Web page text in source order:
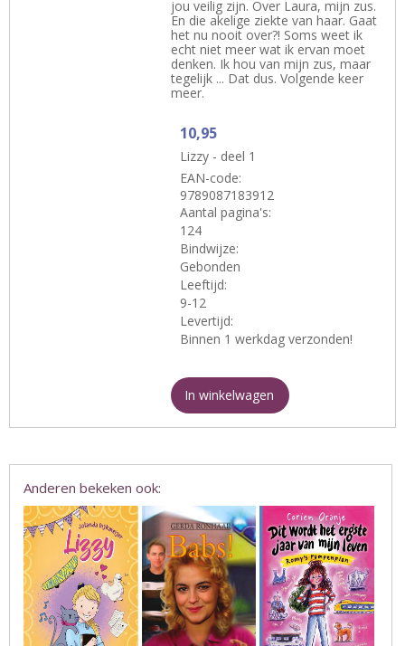
jou veilig zijn. Over Laura, mijn zus.
En die akelige ziekte van haar. Gaat
het nu nooit over?! Soms weet ik
echt niet meer wat ik ervan moet
denken. Ik hou van mijn zus, maar
tegelijk ... Dat dus. Volgende keer
meer.
10,95
Lizzy - deel 1
EAN-code:
9789087183912
Aantal pagina's:
124
Bindwijze:
Gebonden
Leeftijd:
9-12
Levertijd:
Binnen 1 werkdag verzonden!
In winkelwagen
Anderen bekeken ook: